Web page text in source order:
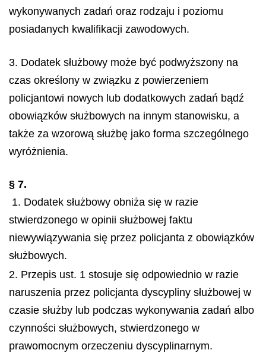
wykonywanych zadań oraz rodzaju i poziomu
posiadanych kwalifikacji zawodowych.
3. Dodatek służbowy może być podwyższony na
czas określony w związku z powierzeniem
policjantowi nowych lub dodatkowych zadań bądź
obowiązków służbowych na innym stanowisku, a
także za wzorową służbę jako forma szczególnego
wyróżnienia.
§ 7.
1. Dodatek służbowy obniża się w razie
stwierdzonego w opinii służbowej faktu
niewywiązywania się przez policjanta z obowiązków
służbowych.
2. Przepis ust. 1 stosuje się odpowiednio w razie
naruszenia przez policjanta dyscypliny służbowej w
czasie służby lub podczas wykonywania zadań albo
czynności służbowych, stwierdzonego w
prawomocnym orzeczeniu dyscyplinarnym.